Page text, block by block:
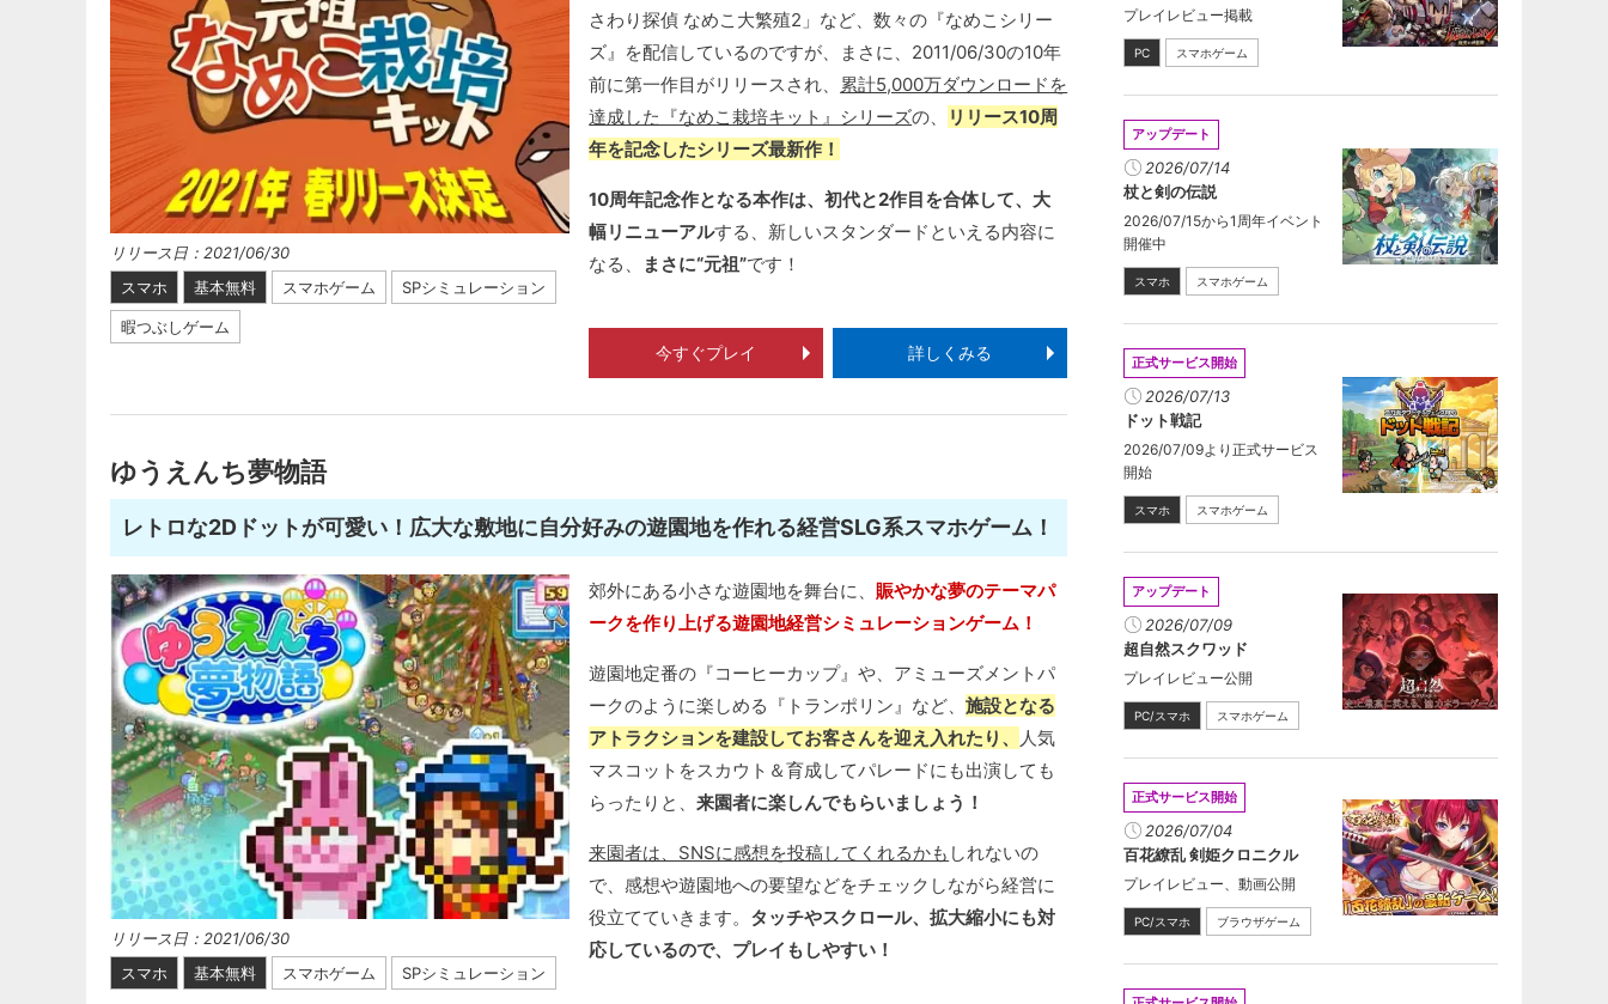
リリース日：2021/06/30
スマホ
基本無料 スマホゲーム SPシミュレーション
暇つぶしゲーム
さわり探偵 なめこ大繁殖2」など、数々の『なめこシリー
ズ』を配信しているのですが、まさに、2011/06/30の10年
前に第一作目がリリースされ、 累計5,000万ダウンロードを
達成した『なめこ栽培キット』シリーズの、
リリース10周
年を記念したシリーズ最新作！
10周年記念作となる本作は、初代と2作目を合体して、大
幅リニューアルする、新しいスタンダードといえる内容に
なる、
まさに“元祖”です！
今すぐプレイ 詳しくみる
ゆうえんち夢物語
レトロな2Dドットが可愛い！広大な敷地に自分好みの遊園地を作れる経営SLG系スマホゲーム！
リリース日：2021/06/30
スマホ
基本無料 スマホゲーム SPシミュレーション
郊外にある小さな遊園地を舞台に、賑やかな夢のテーマパ
ークを作り上げる遊園地経営シミュレーションゲーム！
遊園地定番の『コーヒーカップ』や、アミューズメントパ
ークのように楽しめる『トランポリン』など、施設となる
アトラクションを建設してお客さんを迎え入れたり、 人気
マスコットをスカウト＆育成してパレードにも出演しても
らったりと、来園者に楽しんでもらいましょう！
来園者は、SNSに感想を投稿してくれるかも しれないの
で、感想や遊園地への要望などをチェックしながら経営に
役立てていきます。 タッチやスクロール、拡大縮小にも対
応しているので、プレイもしやすい！
プレイレビュー掲載
PC スマホゲーム
アップデート
2026/07/14
杖と剣の伝説
2026/07/15から1周年イベント
開催中
スマホ スマホゲーム
正式サービス開始
2026/07/13
ドット戦記
2026/07/09より正式サービス
開始
スマホ スマホゲーム
アップデート
2026/07/09
超自然スクワッド
プレイレビュー公開
PC/スマホ スマホゲーム
正式サービス開始
2026/07/04
百花繚乱 剣姫クロニクル
プレイレビュー、動画公開
PC/スマホ ブラウザゲーム